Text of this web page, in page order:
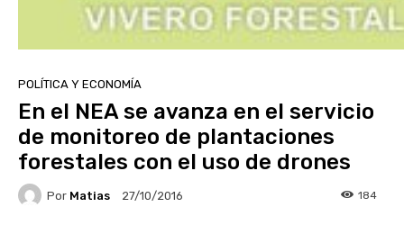
POLÍTICA Y ECONOMÍA
En el NEA se avanza en el servicio
de monitoreo de plantaciones
forestales con el uso de drones
Por Matias 27/10/2016 184